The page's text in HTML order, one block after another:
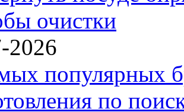
очистки
2026
популярных
по